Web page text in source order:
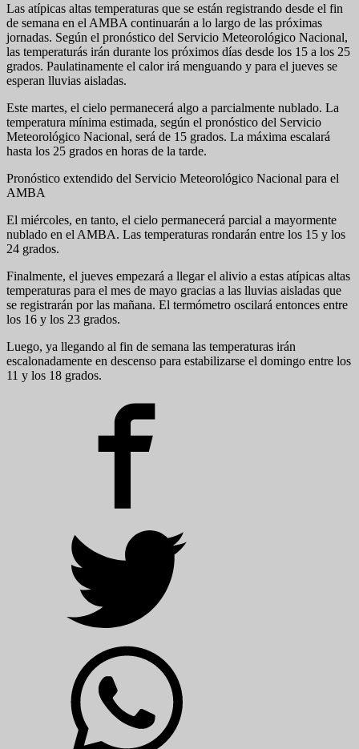
Las atípicas altas temperaturas que se están registrando desde el fin
de semana en el AMBA continuarán a lo largo de las próximas
jornadas. Según el pronóstico del Servicio Meteorológico Nacional,
las temperaturás irán durante los próximos días desde los 15 a los 25
grados. Paulatinamente el calor irá menguando y para el jueves se
esperan lluvias aisladas.
Este martes, el cielo permanecerá algo a parcialmente nublado. La
temperatura mínima estimada, según el pronóstico del Servicio
Meteorológico Nacional, será de 15 grados. La máxima escalará
hasta los 25 grados en horas de la tarde.
Pronóstico extendido del Servicio Meteorológico Nacional para el
AMBA
El miércoles, en tanto, el cielo permanecerá parcial a mayormente
nublado en el AMBA. Las temperaturas rondarán entre los 15 y los
24 grados.
Finalmente, el jueves empezará a llegar el alivio a estas atípicas altas
temperaturas para el mes de mayo gracias a las lluvias aisladas que
se registrarán por las mañana. El termómetro oscilará entonces entre
los 16 y los 23 grados.
Luego, ya llegando al fin de semana las temperaturas irán
escalonadamente en descenso para estabilizarse el domingo entre los
11 y los 18 grados.